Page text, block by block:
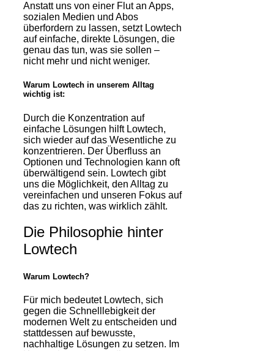
Anstatt uns von einer Flut an Apps,
sozialen Medien und Abos
überfordern zu lassen, setzt Lowtech
auf einfache, direkte Lösungen, die
genau das tun, was sie sollen –
nicht mehr und nicht weniger.
Warum Lowtech in unserem Alltag
wichtig ist:
Durch die Konzentration auf
einfache Lösungen hilft Lowtech,
sich wieder auf das Wesentliche zu
konzentrieren. Der Überfluss an
Optionen und Technologien kann oft
überwältigend sein. Lowtech gibt
uns die Möglichkeit, den Alltag zu
vereinfachen und unseren Fokus auf
das zu richten, was wirklich zählt.
Die Philosophie hinter
Lowtech
Warum Lowtech?
Für mich bedeutet Lowtech, sich
gegen die Schnelllebigkeit der
modernen Welt zu entscheiden und
stattdessen auf bewusste,
nachhaltige Lösungen zu setzen. Im